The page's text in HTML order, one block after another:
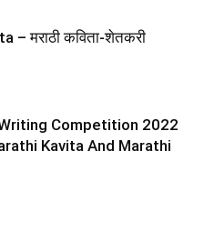
– मराठी कविता-शेतकरी
Competition 2022
Kavita And Marathi